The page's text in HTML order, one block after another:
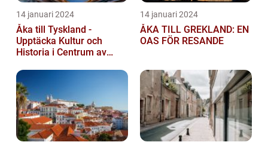
14 januari 2024
Åka till Tyskland -
Upptäcka Kultur och
Historia i Centrum av
14 januari 2024
ÅKA TILL GREKLAND: EN
OAS FÖR RESANDE